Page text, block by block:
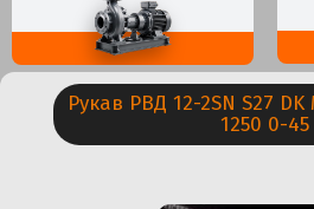
Рукав РВД 12-2SN S27
1250 0-45